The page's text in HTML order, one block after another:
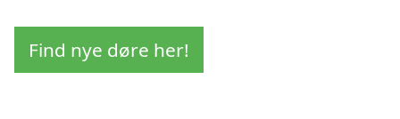
Find nye døre her!